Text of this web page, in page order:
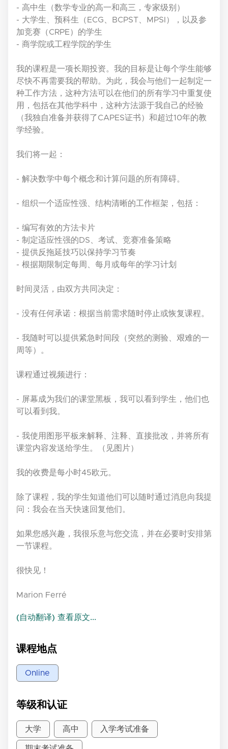
- 高中生（数学专业的高一和高三，专家级别）
- 大学生、预科生（ECG、BCPST、MPSI），以及参
加竞赛（CRPE）的学生
- 商学院或工程学院的学生
我的课程是一项长期投资。我的目标是让每个学生能够
尽快不再需要我的帮助。为此，我会与他们一起制定一
种工作方法，这种方法可以在他们的所有学习中重复使
用，包括在其他学科中，这种方法源于我自己的经验
（我独自准备并获得了CAPES证书）和超过10年的教
学经验。
我们将一起：
- 解决数学中每个概念和计算问题的所有障碍。
- 组织一个适应性强、结构清晰的工作框架，包括：
- 编写有效的方法卡片
- 制定适应性强的DS、考试、竞赛准备策略
- 提供反拖延技巧以保持学习节奏
- 根据期限制定每周、每月或每年的学习计划
时间灵活，由双方共同决定：
- 没有任何承诺：根据当前需求随时停止或恢复课程。
- 我随时可以提供紧急时间段（突然的测验、艰难的一
周等）。
课程通过视频进行：
- 屏幕成为我们的课堂黑板，我可以看到学生，他们也
可以看到我。
- 我使用图形平板来解释、注释、直接批改，并将所有
课堂内容发送给学生。（见图片）
我的收费是每小时45欧元。
除了课程，我的学生知道他们可以随时通过消息向我提
问：我会在当天快速回复他们。
如果您感兴趣，我很乐意与您交流，并在必要时安排第
一节课程。
很快见！
Marion Ferré
(自动翻译) 查看原文...
课程地点
Online
等级和认证
大学 高中 入学考试准备